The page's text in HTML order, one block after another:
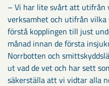
– Vi har lite svårt att utifrån
verksamhet och utifrån
förstå kopplingen till just
månad innan de första
Norrbotten och
ut vad de vet och har sett
säkerställa att vi vidtar alla